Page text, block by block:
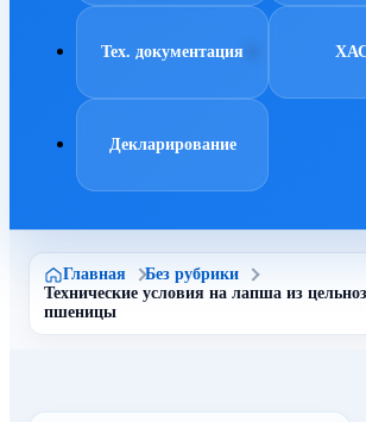
Тех. документация
Декларирование
Главная
Без рубрики
Технические условия на лапша из
пшеницы